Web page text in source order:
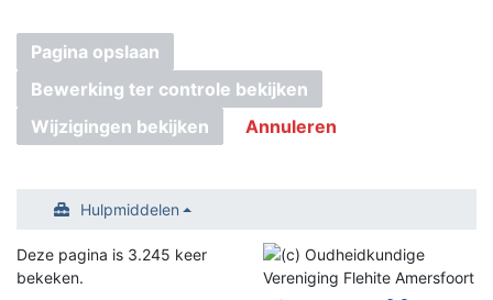
Pagina opslaan
Bewerking ter controle bekijken
Wijzigingen bekijken
Annuleren
Hulpmiddelen
Deze pagina is 3.245 keer
bekeken.